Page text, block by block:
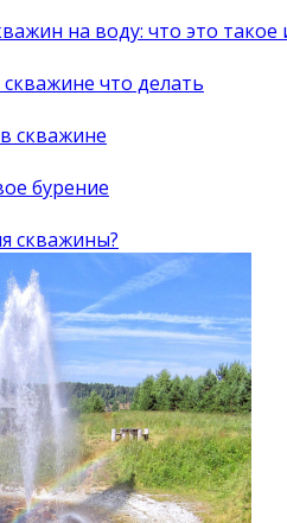
на воду: что это такое
что делать
скважине
бурение
скважины?